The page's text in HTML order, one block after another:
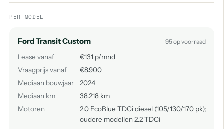
PER MODEL
Ford Transit Custom 95 op voorraad
Lease vanaf
€131 p/mnd
Vraagprijs vanaf
€8.900
Mediaan bouwjaar
2024
Mediaan km
38.218 km
Motoren
2.0 EcoBlue TDCi diesel (105/130/170 pk);
oudere modellen 2.2 TDCi